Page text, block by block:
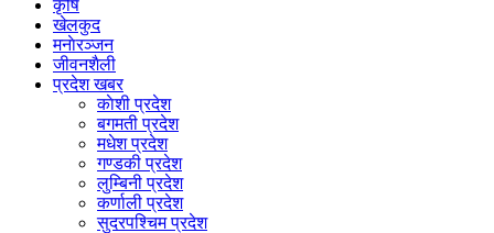
कृषि
खेलकुद
मनाेरञ्जन
जीवनशैली
प्रदेश खबर
काेशी प्रदेश
बगमती प्रदेश
मधेश प्रदेश
गण्डकी प्रदेश
लुम्बिनी प्रदेश
कर्णाली प्रदेश
सुदरपश्चिम प्रदेश